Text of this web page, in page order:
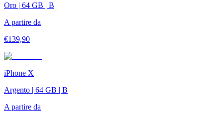
Oro | 64 GB | B
A partire da
€139,90
iPhone X
Argento | 64 GB | B
A partire da